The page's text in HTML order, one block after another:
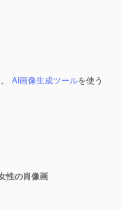
AI画像生成ツールを使う
性の肖像画